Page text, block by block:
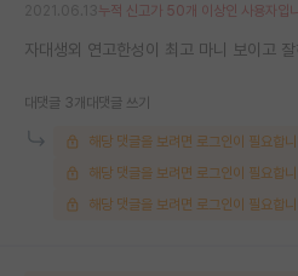
누적 신고가 50개 이상인 사용자입
자대생외 연고한성이 최고 마니 보이고
대댓글 3개 대댓글 쓰기
해당 댓글을 보려면 로그인이 필요합
해당 댓글을 보려면 로그인이 필요합
해당 댓글을 보려면 로그인이 필요합